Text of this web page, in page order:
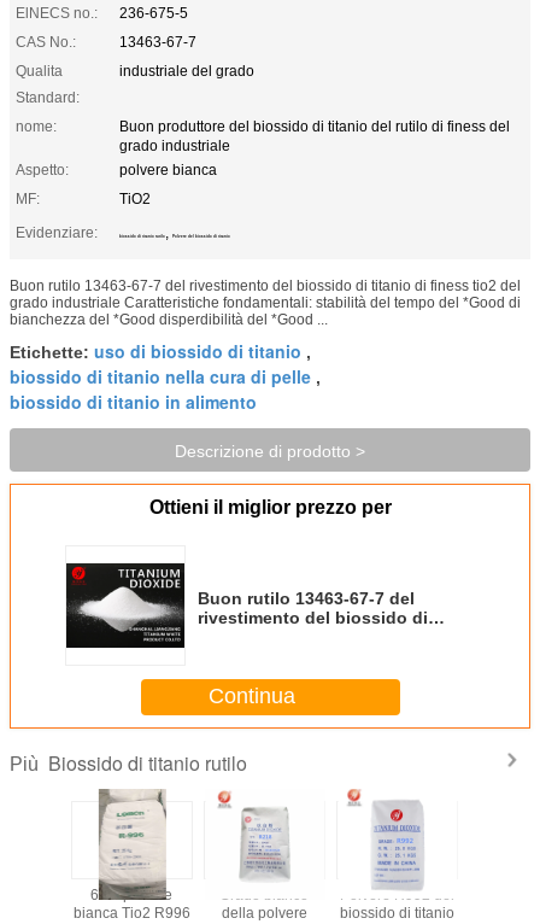
ElNECS no.:
236-675-5
CAS No.:
13463-67-7
Qualita
Standard:
industriale del grado
nome:
Buon produttore del biossido di titanio del rutilo di finess del
grado industriale
Aspetto:
polvere bianca
MF:
TiO2
Evidenziare:
biossido di titanio rutilo , Polvere del biossido di titanio
Buon rutilo 13463-67-7 del rivestimento del biossido di titanio di finess tio2 del
grado industriale Caratteristiche fondamentali: stabilità del tempo del *Good di
bianchezza del *Good disperdibilità del *Good ...
Etichette: uso di biossido di titanio ,
biossido di titanio nella cura di pelle ,
biossido di titanio in alimento
Descrizione di prodotto >
Ottieni il miglior prezzo per
Buon rutilo 13463-67-7 del
rivestimento del biossido di
Continua
Più Biossido di titanio rutilo
6.5 - polvere
bianca Tio2 R996
Grado bianco
della polvere
Polvere R992 del
biossido di titanio